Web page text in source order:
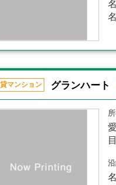
マンション グランハート
目